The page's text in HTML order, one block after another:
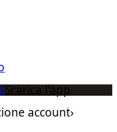
Scarica l'app
account›